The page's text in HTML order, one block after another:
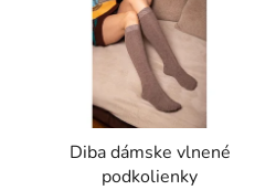
Diba dámske vlnené
podkolienky